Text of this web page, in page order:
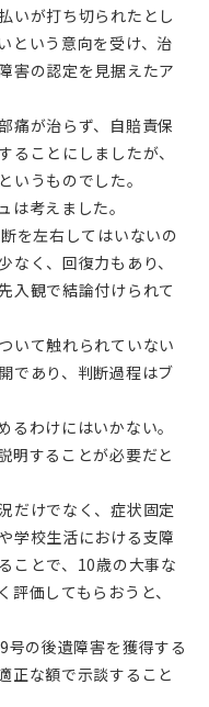
いが打ち切られたとし
という意向を受け、治
害の認定を見据えたア
痛が治らず、自賠責保
ることにしましたが、
いうものでした。
考えました。
を左右してはいないの
く、回復力もあり、
入観で結論付けられて
いて触れられていない
であり、判断過程はブ
わけにはいかない。
明することが必要だと
だけでなく、症状固定
学校生活における支障
ことで、10歳の大事な
価してもらおうと、
号の後遺障害を獲得する
正な額で示談すること